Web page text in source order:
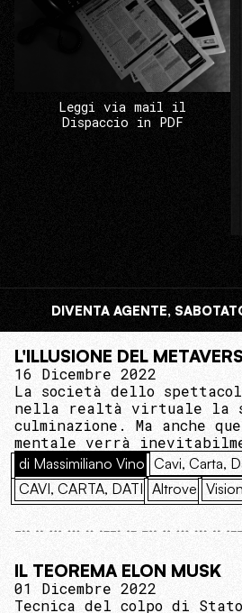
Leggi via mail il
Dispaccio in PDF
DIVENTA AGENTE,
L'ILLUSIONE DEL
16 Dicembre 2022
La società dello
nella realtà virtuale la
culminazione. Ma anche
mentale verrà
di Massimiliano Vino Cavi, Carta,
CAVI, CARTA, DATI Altrove
IL TEOREMA ELON MUSK
01 Dicembre 2022
Tecnica del colpo di